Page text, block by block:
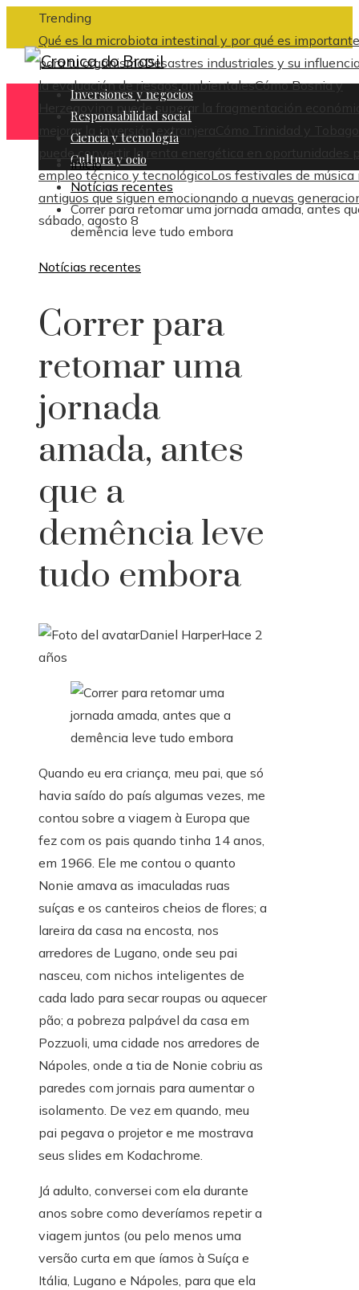
Trending
Qué es la microbiota intestinal y por qué es importante
para tu organismoDesastres industriales y su
la evaluación de riesgos ambientalesCómo Bosnia y
Herzegovina puede superar la fragmentación
mejorar la inversión extranjera
Cómo Trinidad y Tobago
puede convertir la renta energética en oportunidades
empleo técnico y tecnológicoLos festivales de música
antiguos que siguen emocionando a nuevas
sábado, agosto 8
Inversiones y negocios
Responsabilidad social
Ciencia y tecnología
Cultura y ocio
Inicio
Notícias recentes
Correr para retomar uma jornada amada, antes
demência leve tudo embora
Notícias recentes
Correr para
retomar uma
jornada
amada, antes
que a
demência leve
tudo embora
Daniel HarperHace 2
años
Quando eu era criança, meu pai, que só
havia saído do país algumas vezes, me
contou sobre a viagem à Europa que
fez com os pais quando tinha 14 anos,
em 1966. Ele me contou o quanto
Nonie amava as imaculadas ruas
suíças e os canteiros cheios de flores; a
lareira da casa na encosta, nos
arredores de Lugano, onde seu pai
nasceu, com nichos inteligentes de
cada lado para secar roupas ou aquecer
pão; a pobreza palpável da casa em
Pozzuoli, uma cidade nos arredores de
Nápoles, onde a tia de Nonie cobriu as
paredes com jornais para aumentar o
isolamento. De vez em quando, meu
pai pegava o projetor e me mostrava
seus slides em Kodachrome.
Já adulto, conversei com ela durante
anos sobre como deveríamos repetir a
viagem juntos (ou pelo menos uma
versão curta em que íamos à Suíça e
Itália, Lugano e Nápoles, para que ela